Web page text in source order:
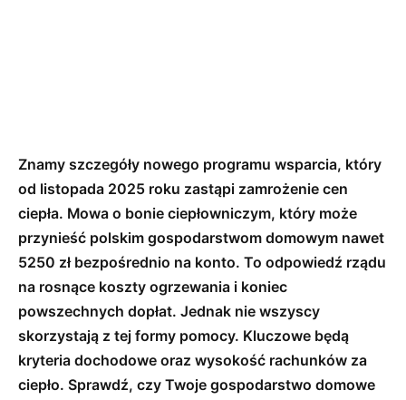
Znamy szczegóły nowego programu wsparcia, który
od listopada 2025 roku zastąpi zamrożenie cen
ciepła. Mowa o bonie ciepłowniczym, który może
przynieść polskim gospodarstwom domowym nawet
5250 zł bezpośrednio na konto. To odpowiedź rządu
na rosnące koszty ogrzewania i koniec
powszechnych dopłat. Jednak nie wszyscy
skorzystają z tej formy pomocy. Kluczowe będą
kryteria dochodowe oraz wysokość rachunków za
ciepło. Sprawdź, czy Twoje gospodarstwo domowe